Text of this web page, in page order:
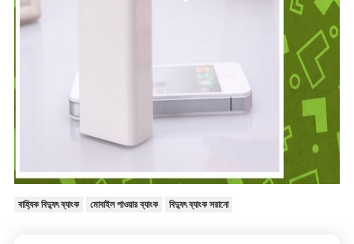
বাহ্যিক বিদ্যুৎ ব্যাংক মোবাইল পাওয়ার ব্যাংক বিদ্যুৎ ব্যাংক সরানো